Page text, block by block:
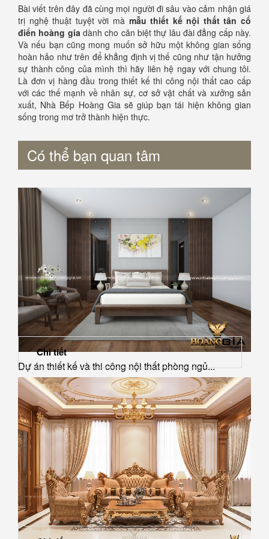
Bài viết trên đây đã cùng mọi người đi sâu vào cảm nhận giá
trị nghệ thuật tuyệt vời mà mẫu thiết kế nội thất tân cổ
điển hoàng gia dành cho căn biệt thự lâu đài đẳng cấp này.
Và nếu bạn cũng mong muốn sở hữu một không gian sống
hoàn hảo như trên để khẳng định vị thế cũng như tận hưởng
sự thành công của mình thì hãy liên hệ ngay với chung tôi.
Là đơn vị hàng đầu trong thiết kế thi công nội thất cao cấp
với các thế mạnh về nhân sự, cơ sở vật chất và xưởng sản
xuất, Nhà Bếp Hoàng Gia sẽ giúp bạn tái hiện không gian
sống trong mơ trở thành hiện thực.
Có thể bạn quan tâm
Dự án thiết kế và thi công nội thất phòng ngủ...
Chi tiết